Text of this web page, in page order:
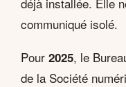
communiqué isolé.
Pour 2025, le
de la Société